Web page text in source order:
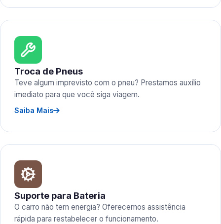
Troca de Pneus
Teve algum imprevisto com o pneu? Prestamos auxílio
imediato para que você siga viagem.
Saiba Mais
Suporte para Bateria
O carro não tem energia? Oferecemos assistência
rápida para restabelecer o funcionamento.